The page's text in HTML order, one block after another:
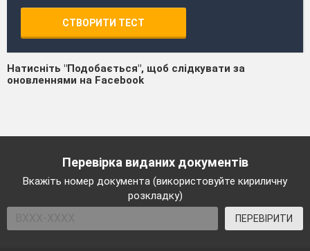
СТВОРИТИ ТЕСТ
Натисніть "Подобається", щоб слідкувати за
оновленнями на Facebook
Перевірка виданих документів
Вкажіть номер документа (використовуйте кириличну
розкладку)
ПЕРЕВІРИТИ